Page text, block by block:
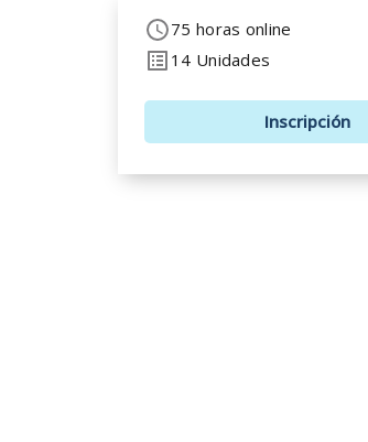
75 horas online
14 Unidades
Inscripción